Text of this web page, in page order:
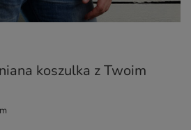
koszulka z Twoim